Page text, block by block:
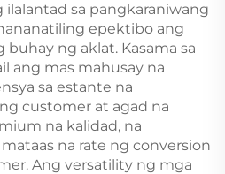
sa pangkaraniwang
epektibo ang
ng aklat. Kasama sa
ang mas mahusay na
sa estante na
customer at agad na
na kalidad, na
na rate ng conversion
Ang versatility ng mga